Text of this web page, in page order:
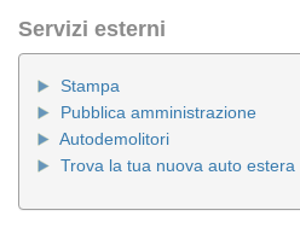
Servizi esterni
Stampa
Pubblica amministrazione
Autodemolitori
Trova la tua nuova auto estera